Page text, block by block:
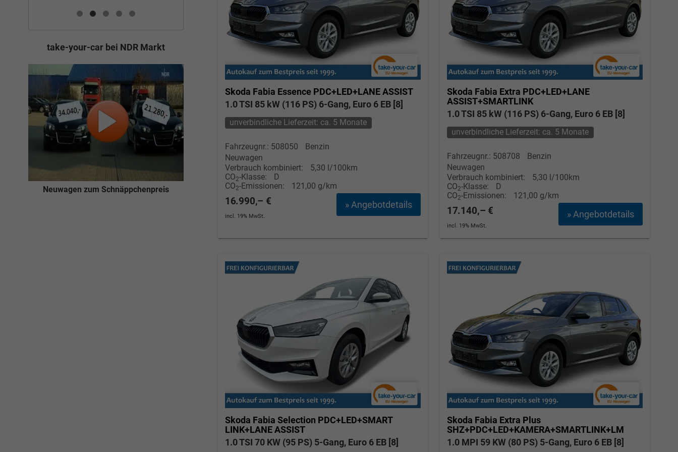
Skoda Fabia Essence PDC+LED+LANE ASSIST
1.0 TSI 85 kW (116 PS) 6-Gang, Euro 6 EB [8]
unverbindliche Lieferzeit: ca. 5 Monate
Fahrzeugnr.: 508050
Benzin
Neuwagen
Verbrauch kombiniert:
5,30 l/100km
CO2-Klasse:
D
CO2-Emissionen: 121,00 g/km
» Angebotdetails
16.990,– €
incl. 19% MwSt.
Skoda Fabia Extra PDC+LED+LANE
ASSIST+SMARTLINK
1.0 TSI 85 kW (116 PS) 6-Gang, Euro 6 EB [8]
unverbindliche Lieferzeit: ca. 5 Monate
Fahrzeugnr.: 508708
Benzin
Neuwagen
Verbrauch kombiniert:
5,30 l/100km
CO2-Klasse:
D
CO2-Emissionen: 121,00 g/km
» Angebotdetails
17.140,– €
incl. 19% MwSt.
Skoda Fabia Selection PDC+LED+SMART
LINK+LANE ASSIST
1.0 TSI 70 KW (95 PS) 5-Gang, Euro 6 EB [8]
Skoda Fabia Extra Plus
SHZ+PDC+LED+KAMERA+SMARTLINK+LM
1.0 MPI 59 KW (80 PS) 5-Gang, Euro 6 EB [8]
take-your-car bei NDR Markt
Neuwagen zum Schnäppchenpreis